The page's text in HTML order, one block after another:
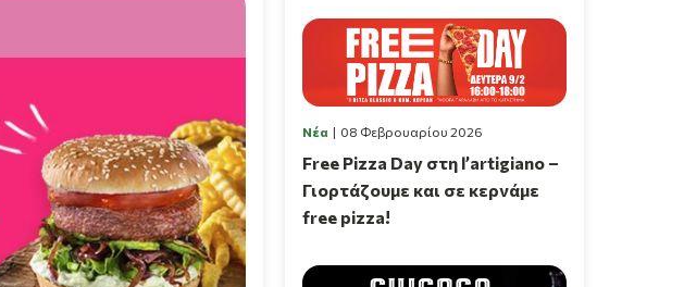
Νέα 08 Φεβρουαρίου 2026
Free Pizza Day στη l’artigiano –
Γιορτάζουμε και σε κερνάμε
free pizza!